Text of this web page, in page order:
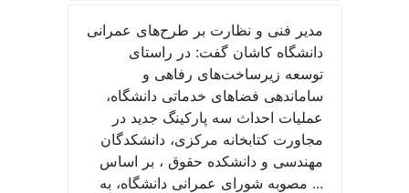
مدیر فنی و نظارت بر طرح‌های عمرانی
دانشگاه کاشان گفت: در راستای
توسعه زیرساخت‌های رفاهی و
ساماندهی فضاهای خدماتی دانشگاه،
عملیات احداث سه پارکینگ جدید در
مجاورت کتابخانه مرکزی، دانشکدگان
مهندسی و دانشکده حقوق ، بر اساس
مصوبه شورای عمرانی دانشگاه، به ...